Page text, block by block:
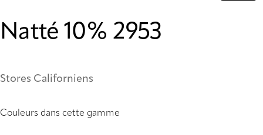
Natté 10% 2953
Stores Californiens
Couleurs dans cette gamme